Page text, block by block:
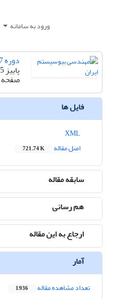
ورود به سامانه
دوره 47، شماره 3
پاییز 1395
صفحه
فایل ها
اصل مقاله
721.74 K
سابقه مقاله
هم رسانی
ارجاع به این مقاله
آمار
تعداد مشاهده مقاله 1,936